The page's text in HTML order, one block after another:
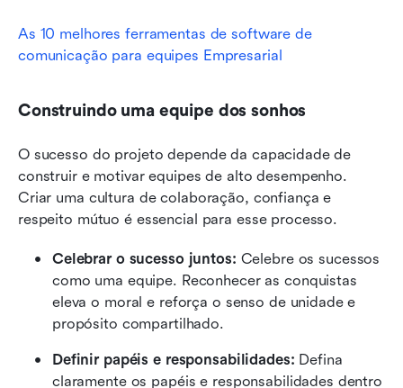
As 10 melhores ferramentas de software de
comunicação para equipes Empresarial
Construindo uma equipe dos sonhos
O sucesso do projeto depende da capacidade de
construir e motivar equipes de alto desempenho.
Criar uma cultura de colaboração, confiança e
respeito mútuo é essencial para esse processo.
Celebrar o sucesso juntos: Celebre os sucessos
como uma equipe. Reconhecer as conquistas
eleva o moral e reforça o senso de unidade e
propósito compartilhado.
Definir papéis e responsabilidades: Defina
claramente os papéis e responsabilidades dentro